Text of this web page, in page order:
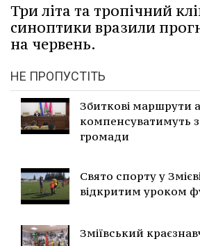
Три літа та тропічний
синоптики вразили
на червень.
НЕ ПРОПУСТІТЬ
Збиткові маршрути
компенсуватимуть
громади
Свято спорту у
відкритим уроком
Зміївський